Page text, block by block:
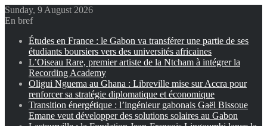
Sunday, 9 August 2026
En bref
Études en France : le Gabon va transférer une partie de ses
étudiants boursiers vers des universités africaines
L’Oiseau Rare, premier artiste de la Ntcham à intégrer la
Recording Academy
Oligui Nguema au Ghana : Libreville mise sur Accra pour
renforcer sa stratégie diplomatique et économique
Transition énergétique : l’ingénieur gabonais Gaël Bissoue
Emane veut développer des solutions solaires au Gabon